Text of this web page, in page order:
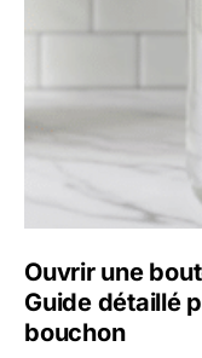
Ouvrir une
Guide détaillé
bouchon